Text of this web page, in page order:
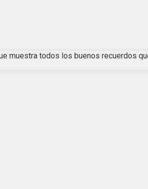
muestra todos los buenos recuerdos